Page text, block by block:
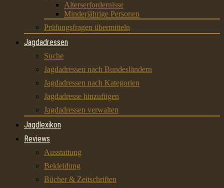
Alterserfordernisse
Minderjährige Personen
Prüfungsfragen übermitteln
Jagdadressen
Suche
Jagdadressen nach Bundesländern
Jagdadressen nach Kategorien
Jagdadresse hinzufügen
Jagdadressen verwalten
Jagdlexikon
Reviews
Ausstattung
Bekleidung
Bücher & Zeitschriften